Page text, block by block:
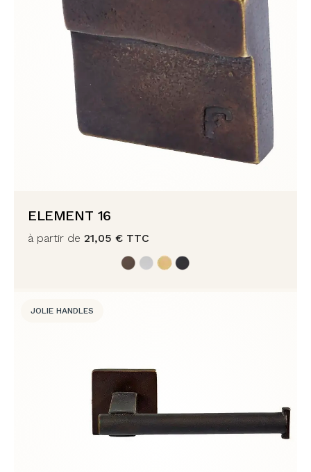
ELEMENT 16
à partir de 21,05 € TTC
JOLIE HANDLES